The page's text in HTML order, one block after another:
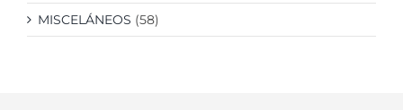
MISCELÁNEOS (58)